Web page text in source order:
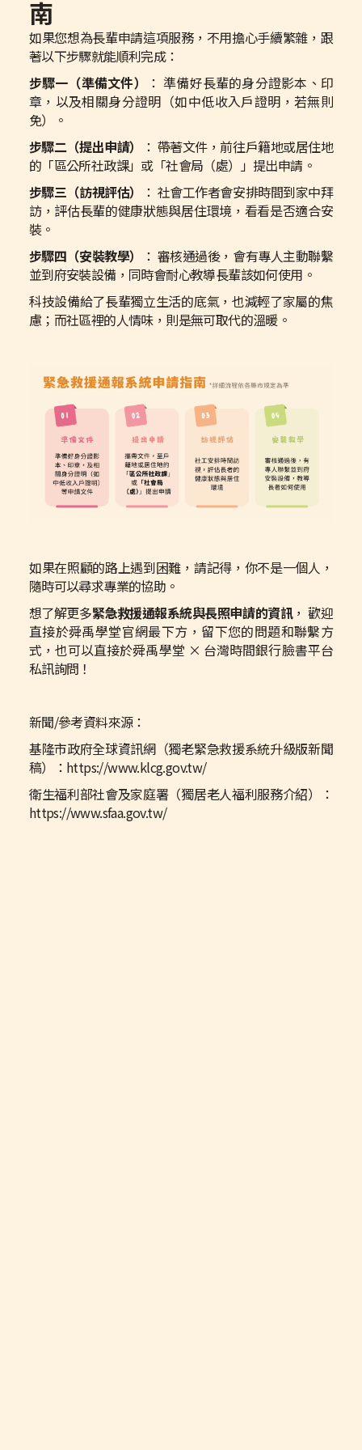
南
如果您想為長輩申請這項服務，不用擔心手續繁雜，跟
著以下步驟就能順利完成：
步驟一（準備文件）
： 準備好長輩的身分證影本、印
章，以及相關身分證明（如中低收入戶證明，若無則
免）。
步驟二（提出申請）
： 帶著文件，前往戶籍地或居住地
的「區公所社政課」或「社會局（處）」提出申請。
步驟三（訪視評估）
： 社會工作者會安排時間到家中拜
訪，評估長輩的健康狀態與居住環境，看看是否適合安
裝。
步驟四（安裝教學）
： 審核通過後，會有專人主動聯繫
並到府安裝設備，同時會耐心教導長輩該如何使用。
科技設備給了長輩獨立生活的底氣，也減輕了家屬的焦
慮；而社區裡的人情味，則是無可取代的溫暖。
如果在照顧的路上遇到困難，請記得，你不是一個人，
隨時可以尋求專業的協助。
想了解更多緊急救援通報系統與長照申請的資訊， 歡迎
直接於舜禹學堂官網最下方，留下您的問題和聯繫方
式，也可以直接於舜禹學堂 × 台灣時間銀行臉書平台
私訊詢問！
新聞/參考資料來源：
基隆市政府全球資訊網（獨老緊急救援系統升級版新聞
稿）：https://www.klcg.gov.tw/
衛生福利部社會及家庭署（獨居老人福利服務介紹）：
https://www.sfaa.gov.tw/